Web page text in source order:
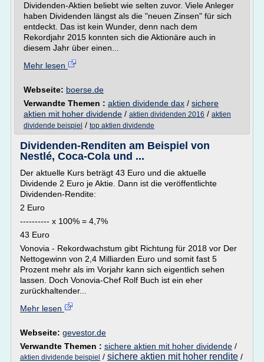
Dividenden-Aktien beliebt wie selten zuvor. Viele Anleger
haben Dividenden längst als die "neuen Zinsen" für sich
entdeckt. Das ist kein Wunder, denn nach dem
Rekordjahr 2015 konnten sich die Aktionäre auch in
diesem Jahr über einen...
Mehr lesen
Webseite: boerse.de
Verwandte Themen : aktien dividende dax / sichere
aktien mit hoher dividende / aktien dividenden 2016 / aktien
dividende beispiel / top aktien dividende
Dividenden-Renditen am Beispiel von
Nestlé, Coca-Cola und ...
Der aktuelle Kurs beträgt 43 Euro und die aktuelle
Dividende 2 Euro je Aktie. Dann ist die veröffentlichte
Dividenden-Rendite:
2 Euro
---------- x 100% = 4,7%
43 Euro
Vonovia - Rekordwachstum gibt Richtung für 2018 vor Der
Nettogewinn von 2,4 Milliarden Euro und somit fast 5
Prozent mehr als im Vorjahr kann sich eigentlich sehen
lassen. Doch Vonovia-Chef Rolf Buch ist ein eher
zurückhaltender...
Mehr lesen
Webseite: gevestor.de
Verwandte Themen : sichere aktien mit hoher dividende /
aktien dividende beispiel / sichere aktien mit hoher rendite /